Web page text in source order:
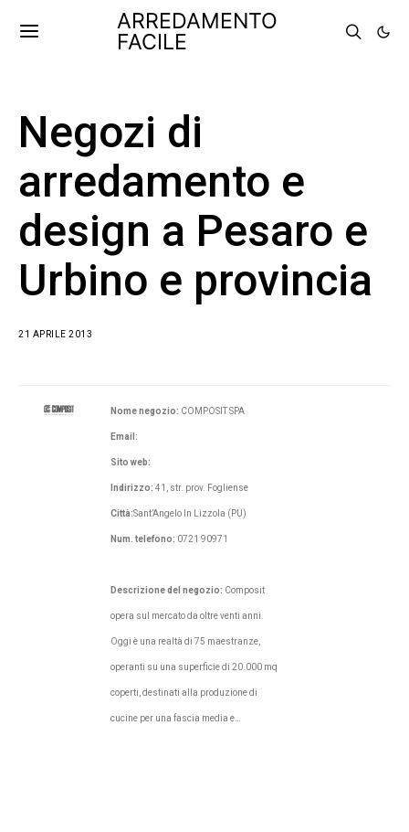
ARREDAMENTO
FACILE
Negozi di
arredamento e
design a Pesaro e
Urbino e provincia
21 APRILE 2013
Nome negozio: COMPOSIT SPA
Email:
Sito web:
Indirizzo: 41, str. prov. Fogliense
Città:Sant’Angelo In Lizzola (PU)
Num. telefono: 0721 90971
Descrizione del negozio: Composit
opera sul mercato da oltre venti anni.
Oggi è una realtà di 75 maestranze,
operanti su una superficie di 20.000 mq
coperti, destinati alla produzione di
cucine per una fascia media e…